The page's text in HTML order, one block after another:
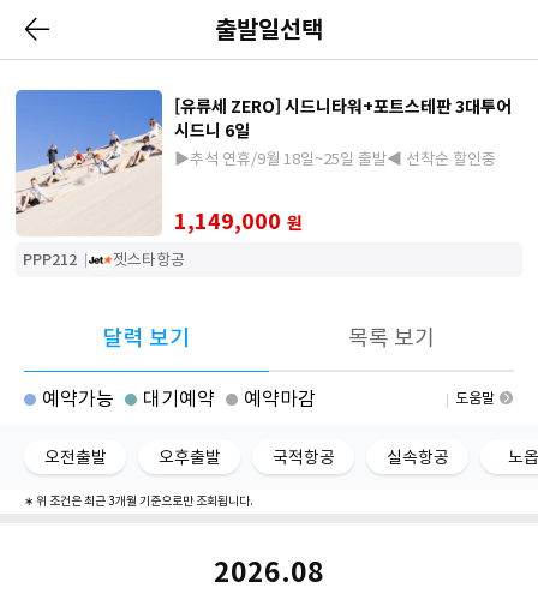
출발일선택
[유류세 ZERO] 시드니타워+포트스테판 3대투어
시드니 6일
▶추석 연휴/9월 18일~25일 출발◀ 선착순 할인중
1,149,000 원
PPP212 젯스타항공
달력 보기 목록 보기
예약가능 대기예약 예약마감 도움말
오전출발 오후출발 국적항공 실속항공 노
∗ 위 조건은 최근 3개월 기준으로만 조회됩니다.
2026.08